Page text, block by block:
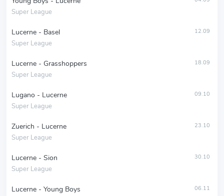
Super League
Lucerne - Basel
Super League
12.09
Lucerne - Grasshoppers
Super League
18.09
Lugano - Lucerne
Super League
09.10
Zuerich - Lucerne
Super League
23.10
Lucerne - Sion
Super League
30.10
Lucerne - Young Boys 06.11